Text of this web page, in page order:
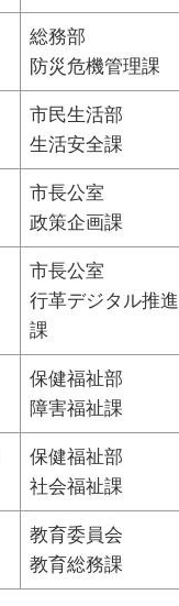
総務部
防災危機管理課
市民生活部
生活安全課
市長公室
政策企画課
市長公室
行革デジタル推進
課
保健福祉部
障害福祉課
保健福祉部
社会福祉課
教育委員会
教育総務課